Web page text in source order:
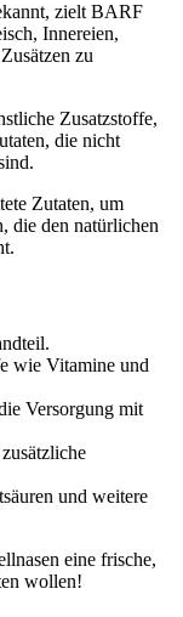
zielt BARF
Innereien,
zu
Zusatzstoffe,
die nicht
Zutaten, um
die den natürlichen
wie Vitamine und
Versorgung mit
und weitere
eine frische,
wollen!